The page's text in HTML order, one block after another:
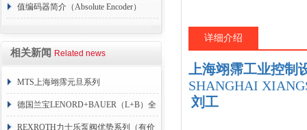
值编码器简介（Absolute Encoder）
相关新闻 Related news
MTS上海翊霈元旦系列
RHM3050MR081A01
德国兰宝LENORD+BAUER（L+B）全
系列编码器
REXROTH力士乐泵阀优势系列（有价
详细介绍
上海翊霈工业控制
SHANGHAI
刘工